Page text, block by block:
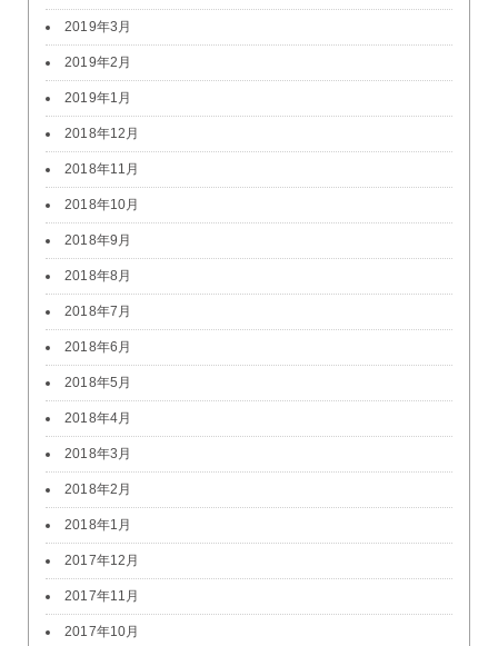
2019年3月
2019年2月
2019年1月
2018年12月
2018年11月
2018年10月
2018年9月
2018年8月
2018年7月
2018年6月
2018年5月
2018年4月
2018年3月
2018年2月
2018年1月
2017年12月
2017年11月
2017年10月